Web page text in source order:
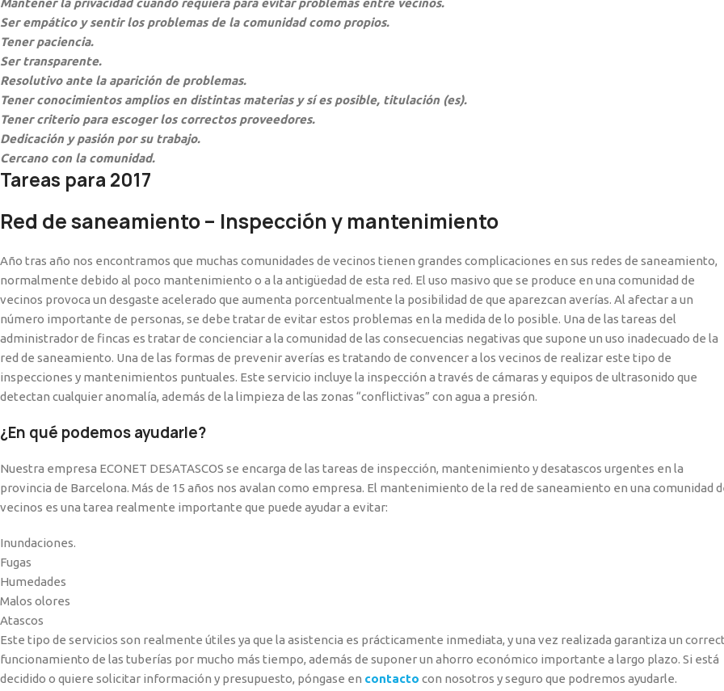
Mantener la privacidad cuando requiera para evitar problemas entre vecinos.
Ser empático y sentir los problemas de la comunidad como propios.
Tener paciencia.
Ser transparente.
Resolutivo ante la aparición de problemas.
Tener conocimientos amplios en distintas materias y sí es posible, titulación (es).
Tener criterio para escoger los correctos proveedores.
Dedicación y pasión por su trabajo.
Cercano con la comunidad.
Tareas para 2017
Red de saneamiento – Inspección y mantenimiento
Año tras año nos encontramos que muchas comunidades de vecinos tienen grandes complicaciones en sus redes de saneamiento,
normalmente debido al poco mantenimiento o a la antigüedad de esta red. El uso masivo que se produce en una comunidad de
vecinos provoca un desgaste acelerado que aumenta porcentualmente la posibilidad de que aparezcan averías. Al afectar a un
número importante de personas, se debe tratar de evitar estos problemas en la medida de lo posible. Una de las tareas del
administrador de fincas es tratar de concienciar a la comunidad de las consecuencias negativas que supone un uso inadecuado de la
red de saneamiento. Una de las formas de prevenir averías es tratando de convencer a los vecinos de realizar este tipo de
inspecciones y mantenimientos puntuales. Este servicio incluye la inspección a través de cámaras y equipos de ultrasonido que
detectan cualquier anomalía, además de la limpieza de las zonas “conflictivas” con agua a presión.
¿En qué podemos ayudarle?
Nuestra empresa ECONET DESATASCOS se encarga de las tareas de inspección, mantenimiento y desatascos urgentes en la
provincia de Barcelona. Más de 15 años nos avalan como empresa. El mantenimiento de la red de saneamiento en una comunidad
vecinos es una tarea realmente importante que puede ayudar a evitar:
Inundaciones.
Fugas
Humedades
Malos olores
Atascos
Este tipo de servicios son realmente útiles ya que la asistencia es prácticamente inmediata, y una vez realizada garantiza un
funcionamiento de las tuberías por mucho más tiempo, además de suponer un ahorro económico importante a largo plazo. Si está
decidido o quiere solicitar información y presupuesto, póngase en contacto con nosotros y seguro que podremos ayudarle.